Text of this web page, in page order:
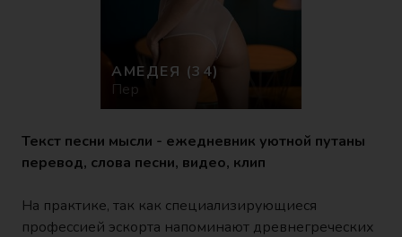
АМЕДЕЯ (34)
Пер
Текст песни мысли - ежедневник уютной путаны
перевод, слова песни, видео, клип
На практике, так как специализирующиеся
профессией эскорта напоминают древнегреческих